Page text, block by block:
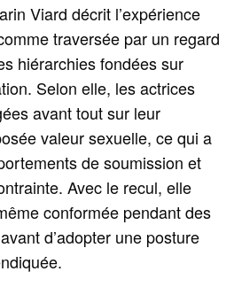
Viard décrit l’expérience
traversée par un regard
hiérarchies fondées sur
Selon elle, les actrices
avant tout sur leur
valeur sexuelle, ce qui a
de soumission et
Avec le recul, elle
conformée pendant des
d’adopter une posture